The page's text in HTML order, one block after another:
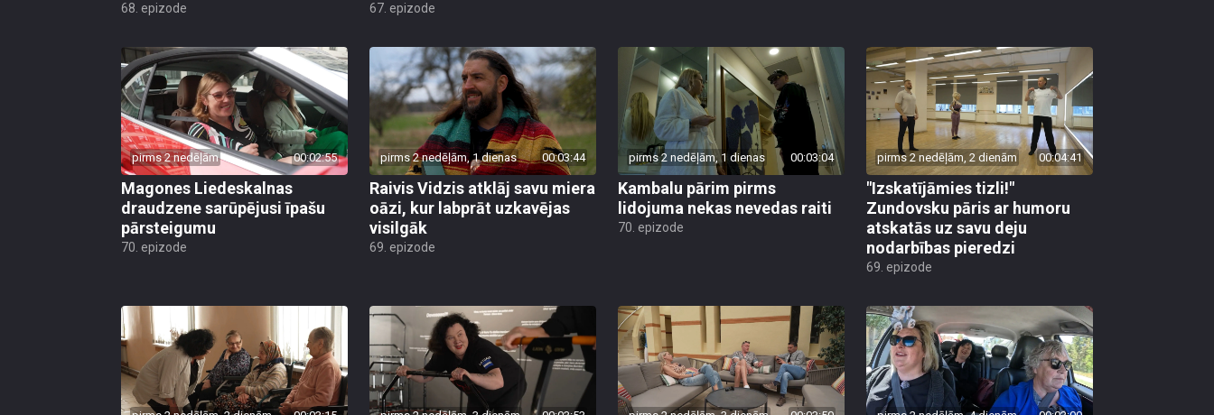
68. epizode 67. epizode
pirms 2 nedēļām 00:02:55
Magones Liedeskalnas
draudzene sarūpējusi īpašu
pārsteigumu
70. epizode
pirms 2 nedēļām, 1 dienas 00:03:44
Raivis Vidzis atklāj savu miera
oāzi, kur labprāt uzkavējas
visilgāk
69. epizode
pirms 2 nedēļām, 1 dienas 00:03:04
Kambalu pārim pirms
lidojuma nekas nevedas raiti
70. epizode
pirms 2 nedēļām, 2 dienām 00:04:41
"Izskatījāmies tizli!"
Zundovsku pāris ar humoru
atskatās uz savu deju
nodarbības pieredzi
69. epizode